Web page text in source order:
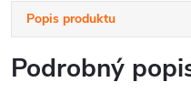
Popis produktu
Podrobný